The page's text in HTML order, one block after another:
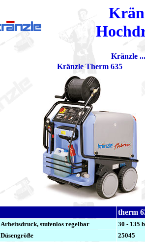
Kränzle
Kränzle Therm 635
therm
Arbeitsdruck, stufenlos regelbar
30 - 135
Düsengröße
25045